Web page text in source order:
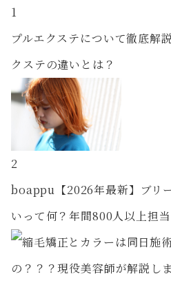
1
プルエクステについて徹底解
クステの違いとは？
2
boappu【2026年最新】ブリ
いって何？年間800人以上担